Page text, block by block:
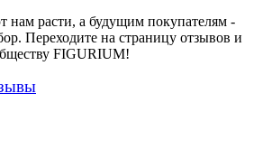
расти, а будущим покупателям -
Переходите на страницу отзывов и
FIGURIUM!